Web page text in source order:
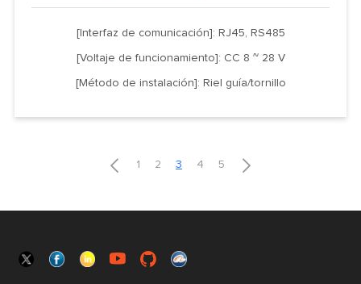
[Interfaz de comunicación]: RJ45, RS485
[Voltaje de funcionamiento]: CC 8 ~ 28 V
[Método de instalación]: Riel guía/tornillo
 1 2 3 4 5 